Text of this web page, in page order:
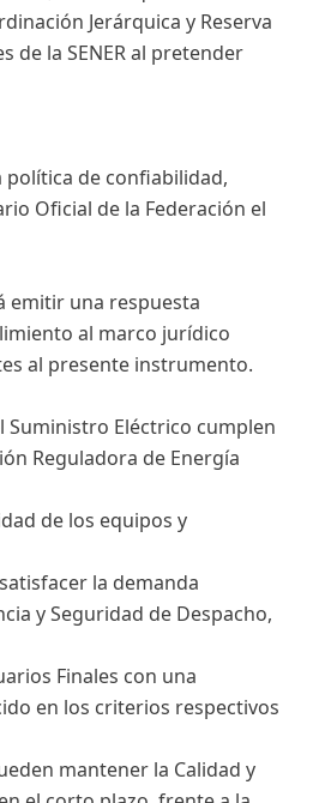
Jerárquica y Reserva
de la SENER al pretender
política de confiabilidad,
Oficial de la Federación el
emitir una respuesta
al marco jurídico
al presente instrumento.
Suministro Eléctrico cumplen
Reguladora de Energía
de los equipos y
la demanda
y Seguridad de Despacho,
Finales con una
en los criterios respectivos
mantener la Calidad y